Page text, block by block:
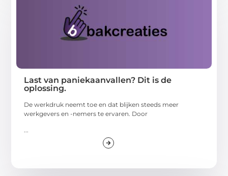
Last van paniekaanvallen? Dit is de
oplossing.
De werkdruk neemt toe en dat blijken steeds meer
werkgevers en -nemers te ervaren. Door
...